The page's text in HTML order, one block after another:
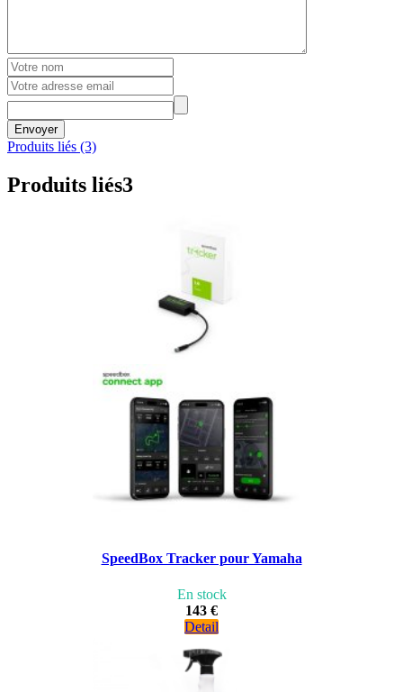
Envoyer
Produits liés (3)
Produits liés3
SpeedBox Tracker pour Yamaha
En stock
143 €
Detail